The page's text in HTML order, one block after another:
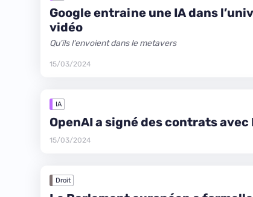
Google entraine une IA dans
vidéo
Qu'ils l'envoient dans le metavers
15/03/2024
IA
OpenAI a signé des contrats avec
15/03/2024
Droit